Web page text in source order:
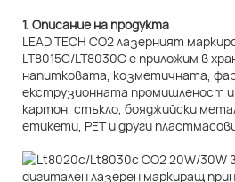
1. Описание на продукта
LEAD TECH CO2 лазерният
LT8015C/LT8030C е приложим в
напитковата, козметичната,
екструзионната промишленост
картон, стъкло, бояджийски
етикети, PET и други